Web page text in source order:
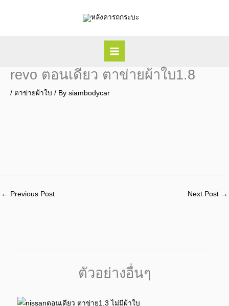
revo ตอนเดียว ตาข่ายผ้าใบ1.8
/ ตาข่ายผ้าใบ / By siambodycar
← Previous Post Next Post →
ตัวอย่างอื่นๆ